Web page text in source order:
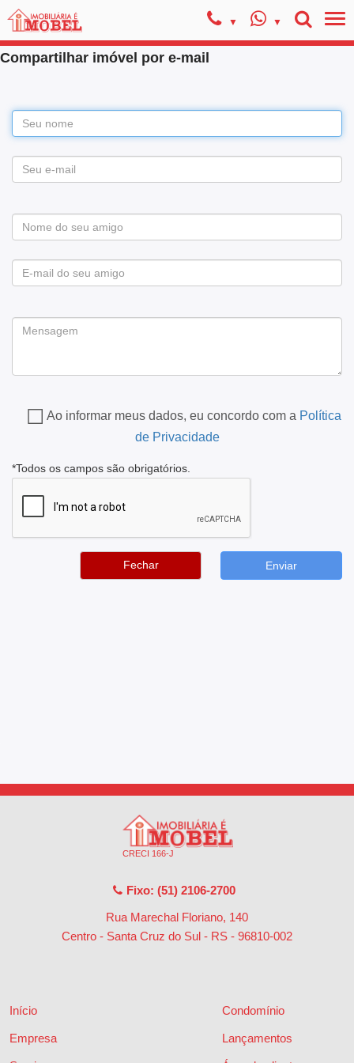
Compartilhar imóvel por e-mail
Ao informar meus dados, eu concordo com a Política
de Privacidade
*Todos os campos são obrigatórios.
Fechar
CRECI 166-J
Fixo: (51) 2106-2700
Rua Marechal Floriano, 140
Centro - Santa Cruz do Sul - RS - 96810-002
Início
Empresa
Condomínio
Lançamentos